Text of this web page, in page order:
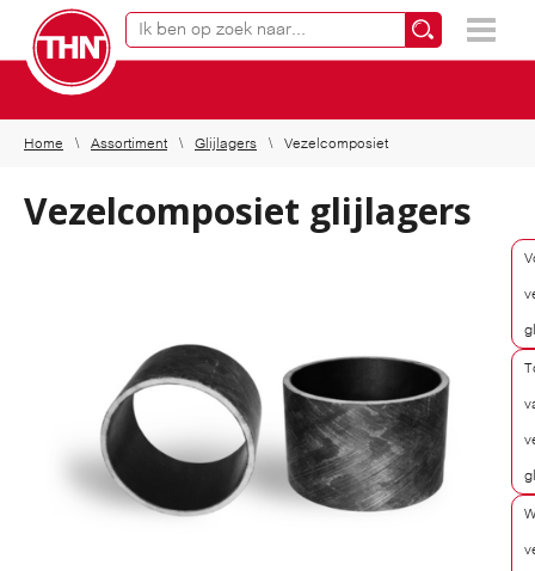
Home Assortiment Glijlagers Vezelcomposiet
Vezelcomposiet glijlagers
×
Online productzoeker